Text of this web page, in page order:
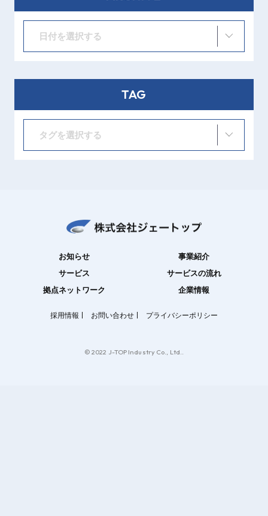
日付を選択する
TAG
タグを選択する
お知らせ
事業紹介
サービス
サービスの流れ
拠点ネットワーク
企業情報
採用情報 お問い合わせ プライバシーポリシー
© 2022 J-TOP Industry Co., Ltd..